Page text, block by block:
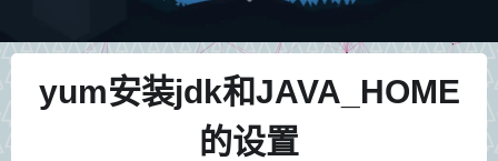
yum安装jdk和JAVA_HOME
的设置